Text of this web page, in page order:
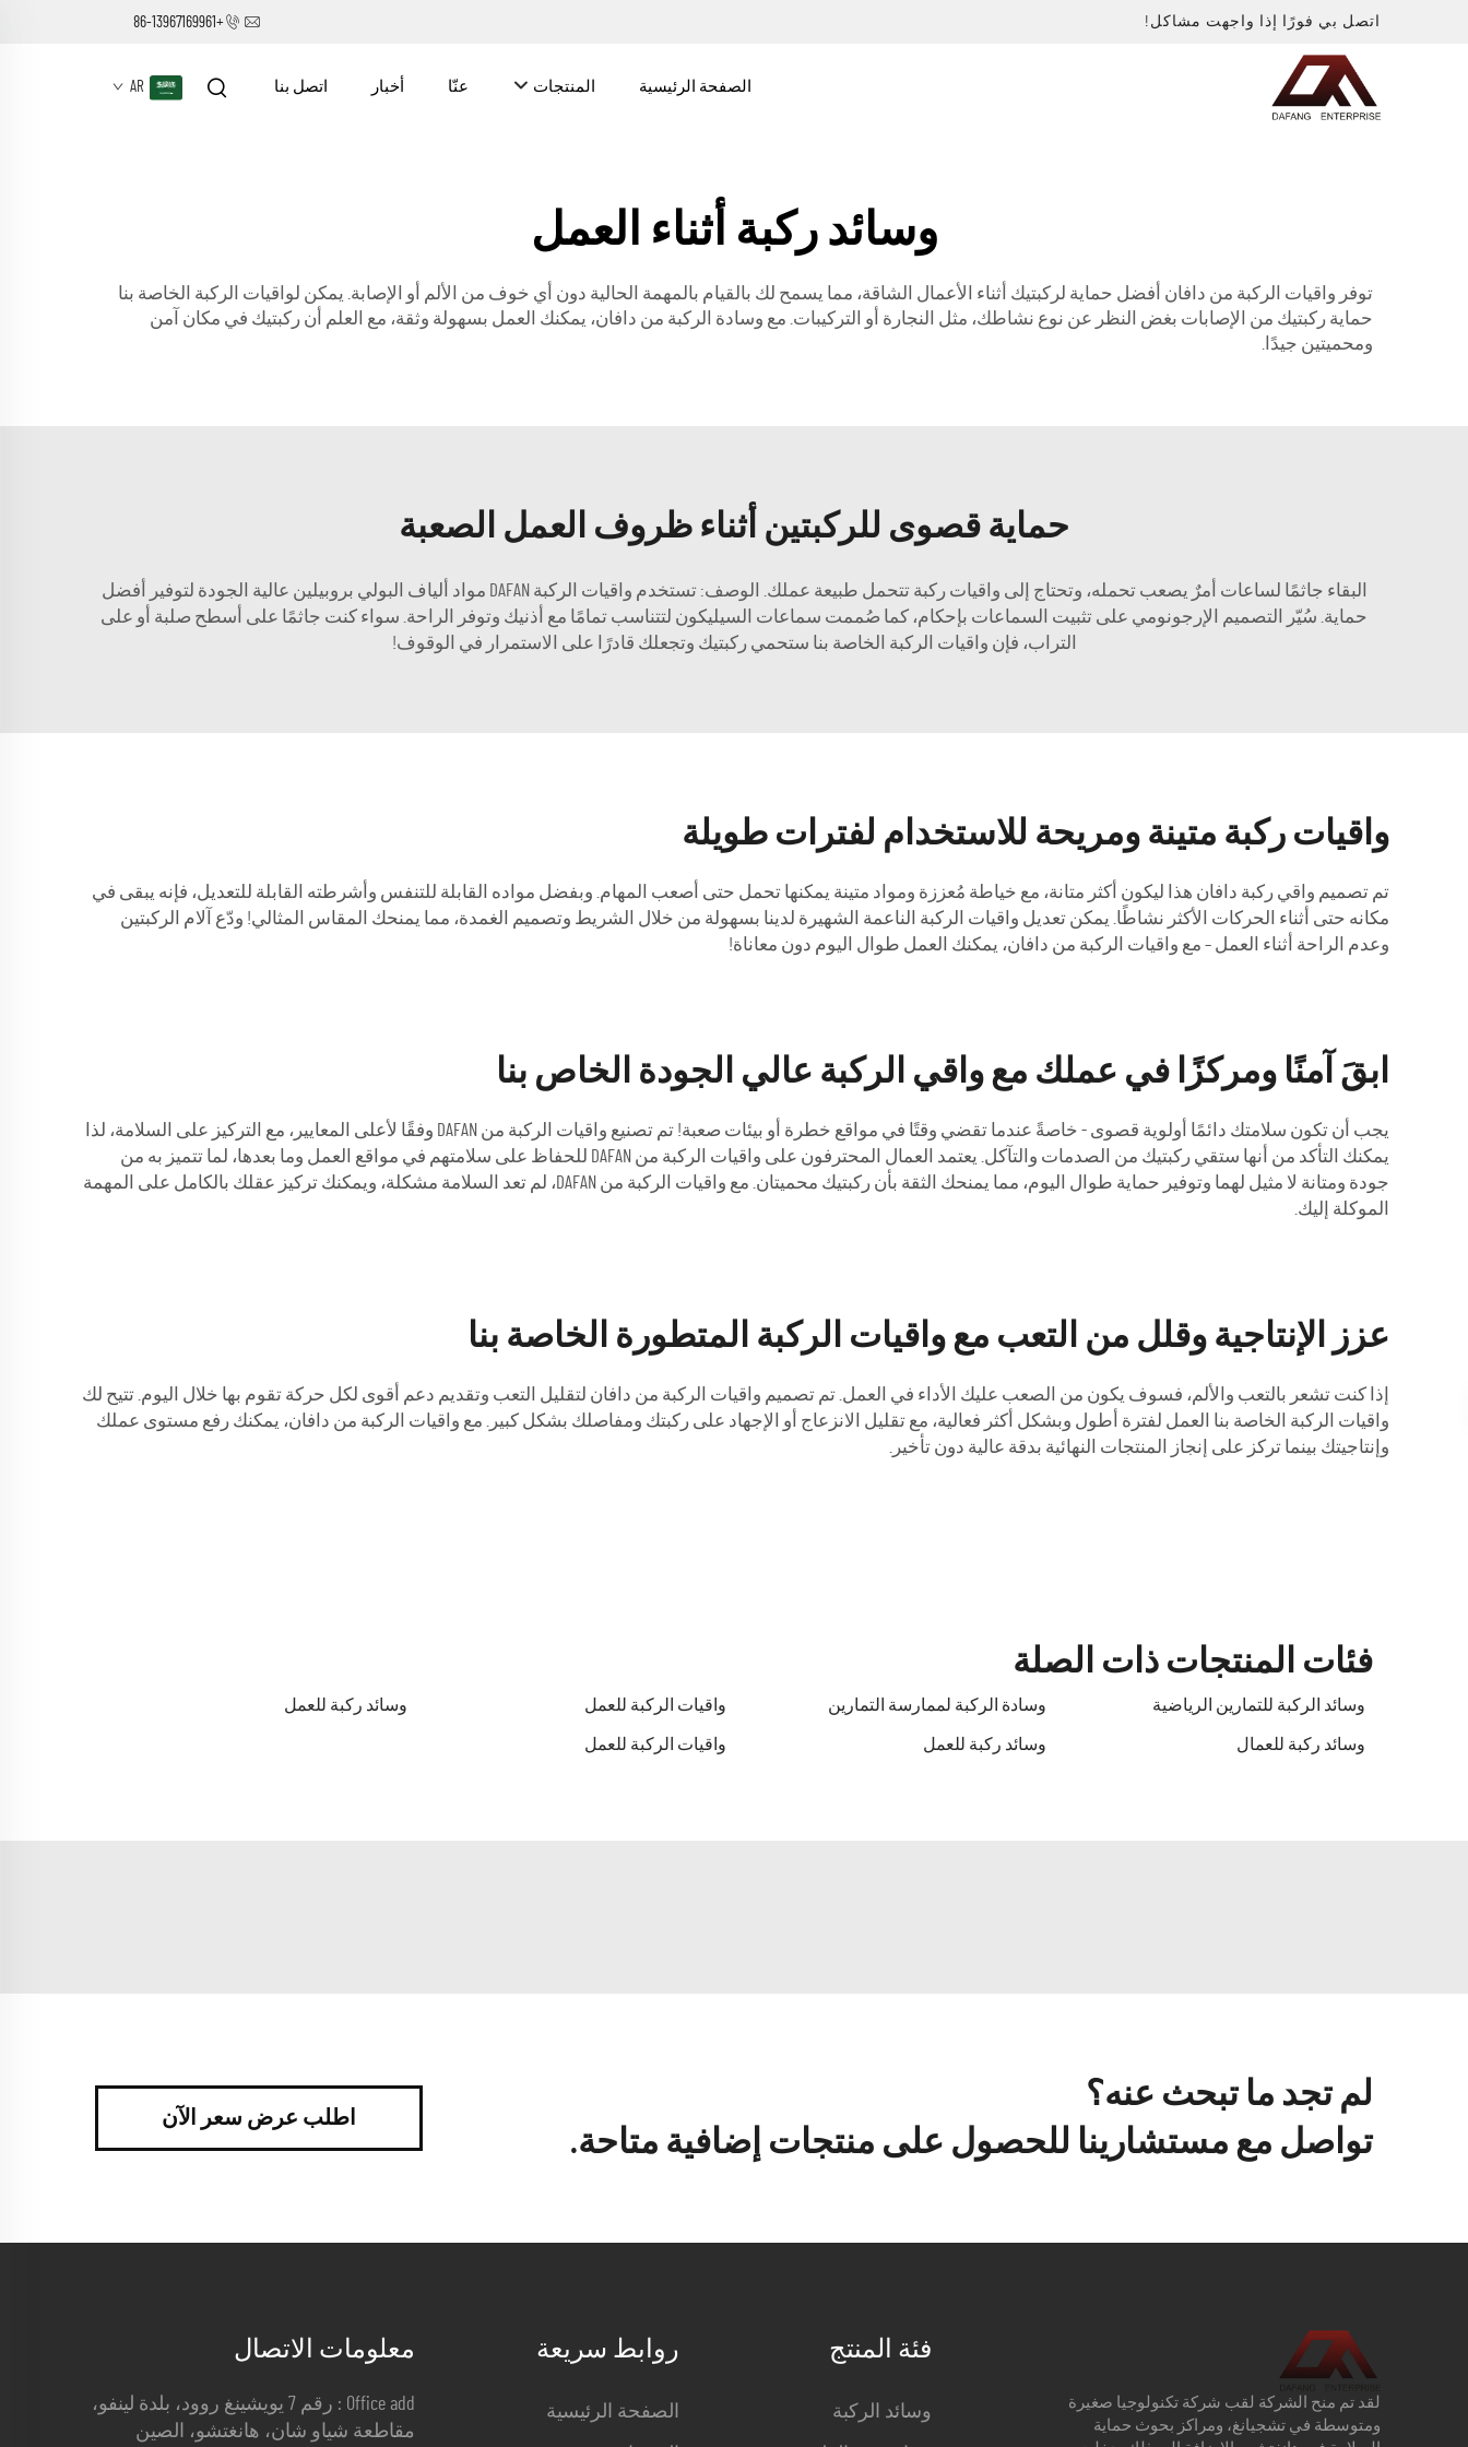
اتصل بي فورًا إذا واجهت مشاكل! +86-13967169961
الصفحة الرئيسية المنتجات عنّا أخبار اتصل بنا AR
وسائد ركبة أثناء العمل
توفر واقيات الركبة من دافان أفضل حماية لركبتيك أثناء الأعمال الشاقة، مما يسمح لك بالقيام بالمهمة الحالية دون أي خوف من الألم أو الإصابة. يمكن لواقيات الركبة الخاصة بنا
حماية ركبتيك من الإصابات بغض النظر عن نوع نشاطك، مثل النجارة أو التركيبات. مع وسادة الركبة من دافان، يمكنك العمل بسهولة وثقة، مع العلم أن ركبتيك في مكان آمن
ومحميتين جيدًا.
حماية قصوى للركبتين أثناء ظروف العمل الصعبة
البقاء جاثمًا لساعات أمرٌ يصعب تحمله، وتحتاج إلى واقيات ركبة تتحمل طبيعة عملك. الوصف: تستخدم واقيات الركبة DAFAN مواد ألياف البولي بروبيلين عالية الجودة لتوفير أفضل
حماية. سُيّر التصميم الإرجونومي على تثبيت السماعات بإحكام، كما صُممت سماعات السيليكون لتتناسب تمامًا مع أذنيك وتوفر الراحة. سواء كنت جاثمًا على أسطح صلبة أو على
التراب، فإن واقيات الركبة الخاصة بنا ستحمي ركبتيك وتجعلك قادرًا على الاستمرار في الوقوف!
واقيات ركبة متينة ومريحة للاستخدام لفترات طويلة
تم تصميم واقي ركبة دافان هذا ليكون أكثر متانة، مع خياطة مُعززة ومواد متينة يمكنها تحمل حتى أصعب المهام. وبفضل مواده القابلة للتنفس وأشرطته القابلة للتعديل، فإنه يبقى في
مكانه حتى أثناء الحركات الأكثر نشاطًا. يمكن تعديل واقيات الركبة الناعمة الشهيرة لدينا بسهولة من خلال الشريط وتصميم الغمدة، مما يمنحك المقاس المثالي! ودّع آلام الركبتين
وعدم الراحة أثناء العمل – مع واقيات الركبة من دافان، يمكنك العمل طوال اليوم دون معاناة!
ابقَ آمنًا ومركزًا في عملك مع واقي الركبة عالي الجودة الخاص بنا
يجب أن تكون سلامتك دائمًا أولوية قصوى - خاصةً عندما تقضي وقتًا في مواقع خطرة أو بيئات صعبة! تم تصنيع واقيات الركبة من DAFAN وفقًا لأعلى المعايير، مع التركيز على السلامة، لذا
يمكنك التأكد من أنها ستقي ركبتيك من الصدمات والتآكل. يعتمد العمال المحترفون على واقيات الركبة من DAFAN للحفاظ على سلامتهم في مواقع العمل وما بعدها، لما تتميز به من
جودة ومتانة لا مثيل لهما وتوفير حماية طوال اليوم، مما يمنحك الثقة بأن ركبتيك محميتان. مع واقيات الركبة من DAFAN، لم تعد السلامة مشكلة، ويمكنك تركيز عقلك بالكامل على المهمة
الموكلة إليك.
عزز الإنتاجية وقلل من التعب مع واقيات الركبة المتطورة الخاصة بنا
إذا كنت تشعر بالتعب والألم، فسوف يكون من الصعب عليك الأداء في العمل. تم تصميم واقيات الركبة من دافان لتقليل التعب وتقديم دعم أقوى لكل حركة تقوم بها خلال اليوم. تتيح لك
واقيات الركبة الخاصة بنا العمل لفترة أطول وبشكل أكثر فعالية، مع تقليل الانزعاج أو الإجهاد على ركبتك ومفاصلك بشكل كبير. مع واقيات الركبة من دافان، يمكنك رفع مستوى عملك
وإنتاجيتك بينما تركز على إنجاز المنتجات النهائية بدقة عالية دون تأخير.
فئات المنتجات ذات الصلة
وسائد الركبة للتمارين الرياضية وسادة الركبة لممارسة التمارين واقيات الركبة للعمل وسائد ركبة للعمل
وسائد ركبة للعمال وسائد ركبة للعمل واقيات الركبة للعمل
لم تجد ما تبحث عنه؟
تواصل مع مستشارينا للحصول على منتجات إضافية متاحة.
اطلب عرض سعر الآن
لقد تم منح الشركة لقب شركة تكنولوجيا صغيرة
ومتوسطة في تشجيانغ، ومراكز بحوث حماية
فئة المنتج
وسائد الركبة
روابط سريعة
الصفحة الرئيسية
معلومات الاتصال
Office add : رقم 7 يويشينغ روود، بلدة لينفو،
مقاطعة شياو شان، هانغتشو، الصين